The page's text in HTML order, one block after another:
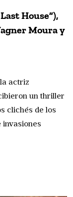
House”),
Moura y
actriz
un thriller
clichés de los
invasiones